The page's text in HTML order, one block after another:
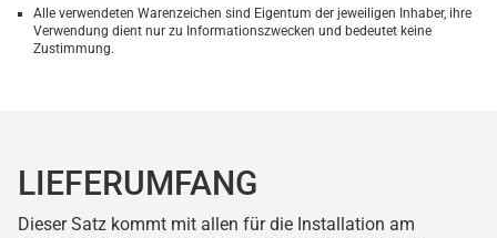
Alle verwendeten Warenzeichen sind Eigentum der jeweiligen Inhaber, ihre
Verwendung dient nur zu Informationszwecken und bedeutet keine
Zustimmung.
LIEFERUMFANG
Dieser Satz kommt mit allen für die Installation am